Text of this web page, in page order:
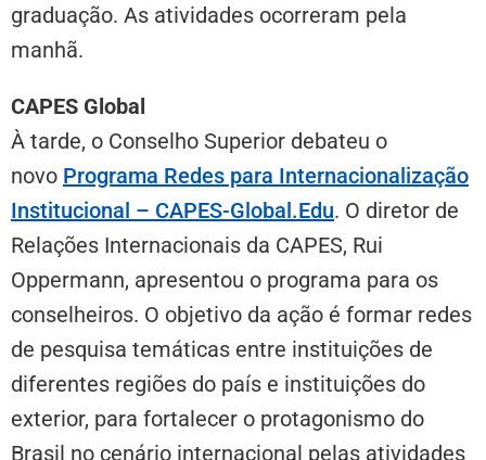
graduação. As atividades ocorreram pela
manhã.
CAPES Global
À tarde, o Conselho Superior debateu o
novo Programa Redes para Internacionalização
Institucional – CAPES-Global.Edu. O diretor de
Relações Internacionais da CAPES, Rui
Oppermann, apresentou o programa para os
conselheiros. O objetivo da ação é formar redes
de pesquisa temáticas entre instituições de
diferentes regiões do país e instituições do
exterior, para fortalecer o protagonismo do
Brasil no cenário internacional pelas atividades